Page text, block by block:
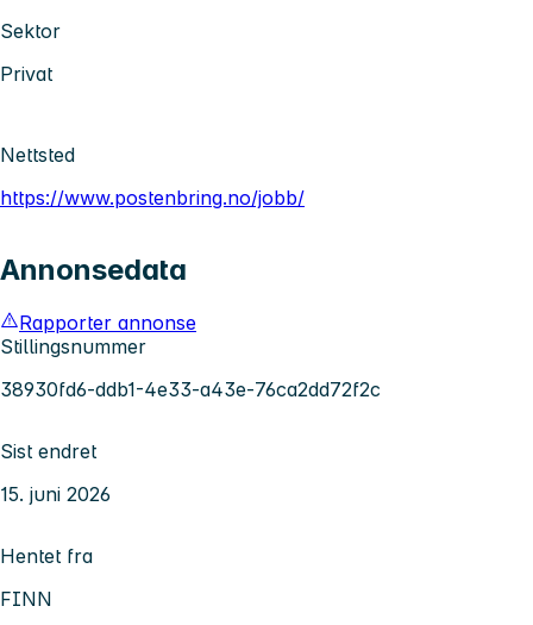
Sektor
Privat
Nettsted
https://www.postenbring.no/jobb/
Annonsedata
Rapporter annonse
Stillingsnummer
38930fd6-ddb1-4e33-a43e-76ca2dd72f2c
Sist endret
15. juni 2026
Hentet fra
FINN